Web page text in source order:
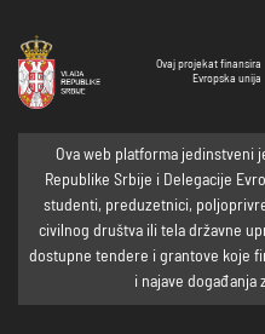
Ovaj projekat finansira
Evropska unija
Ova web platforma jedinstveni
Republike Srbije i Delegacije
studenti, preduzetnici,
civilnog društva ili tela državne
dostupne tendere i grantove koje
i najave događanja